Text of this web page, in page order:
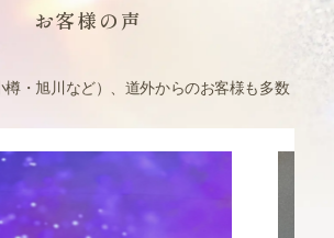
お客様の声
樽・旭川など）、道外からのお客様も多数